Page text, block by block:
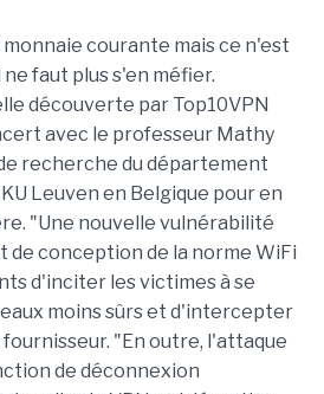
courante mais ce n'est
faut plus s'en méfier.
découverte par Top10VPN
avec le professeur Mathy
recherche du département
Leuven en Belgique pour en
"Une nouvelle vulnérabilité
de conception de la norme WiFi
d'inciter les victimes à se
moins sûrs et d'intercepter
fournisseur. "En outre, l'attaque
de déconnexion